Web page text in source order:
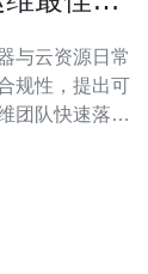
与云资源日常
规性，提出可
团队快速落地